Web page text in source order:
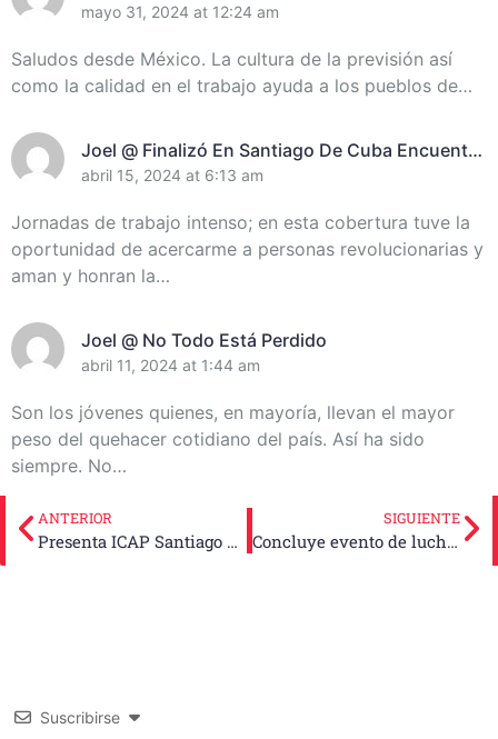
Incrementar El Control De Recursos En
mayo 31, 2024 at 12:24 am
Saludos desde México. La cultura de la previsión así
como la calidad en el trabajo ayuda a los pueblos de…
Joel @ Finalizó En Santiago De Cuba Encuentro
De Miembros Del Destacamento Pedagógico
abril 15, 2024 at 6:13 am
Jornadas de trabajo intenso; en esta cobertura tuve la
oportunidad de acercarme a personas revolucionarias y
aman y honran la…
Joel @ No Todo Está Perdido
abril 11, 2024 at 1:44 am
Son los jóvenes quienes, en mayoría, llevan el mayor
peso del quehacer cotidiano del país. Así ha sido
siempre. No…
ANTERIOR
Presenta ICAP Santiago actividades de verano dedicadas al centenario de Fidel Castro Ruz
SIGUIENTE
Concluye evento de lucha en Festival Deportivo Escolar
Suscribirse